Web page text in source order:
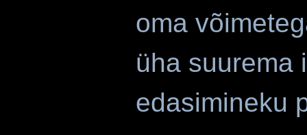
oma
üha suurema
edasimineku